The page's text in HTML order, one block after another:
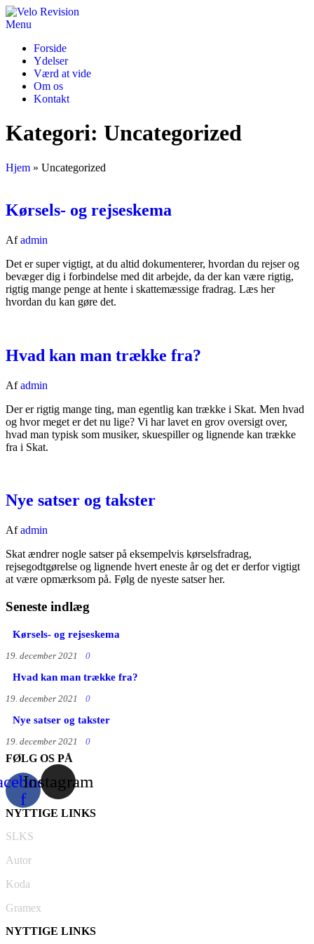
Skip
to
content
Menu
Forside
Ydelser
Værd at vide
Om os
Kontakt
Kategori: Uncategorized
Hjem » Uncategorized
Kørsels- og rejseskema
Af admin
Det er super vigtigt, at du altid dokumenterer, hvordan du rejser og
bevæger dig i forbindelse med dit arbejde, da der kan være rigtig,
rigtig mange penge at hente i skattemæssige fradrag. Læs her
hvordan du kan gøre det.
Hvad kan man trække fra?
Af admin
Der er rigtig mange ting, man egentlig kan trække i Skat. Men hvad
og hvor meget er det nu lige? Vi har lavet en grov oversigt over,
hvad man typisk som musiker, skuespiller og lignende kan trække
fra i Skat.
Nye satser og takster
Af admin
Skat ændrer nogle satser på eksempelvis kørselsfradrag,
rejsegodtgørelse og lignende hvert eneste år og det er derfor vigtigt
at være opmærksom på. Følg de nyeste satser her.
Seneste indlæg
Kørsels- og rejseskema
19. december 2021 0
Hvad kan man trække fra?
19. december 2021 0
Nye satser og takster
19. december 2021 0
FØLG OS PÅ
f
Instagram
NYTTIGE LINKS
SLKS
Autor
Koda
Gramex
NYTTIGE LINKS